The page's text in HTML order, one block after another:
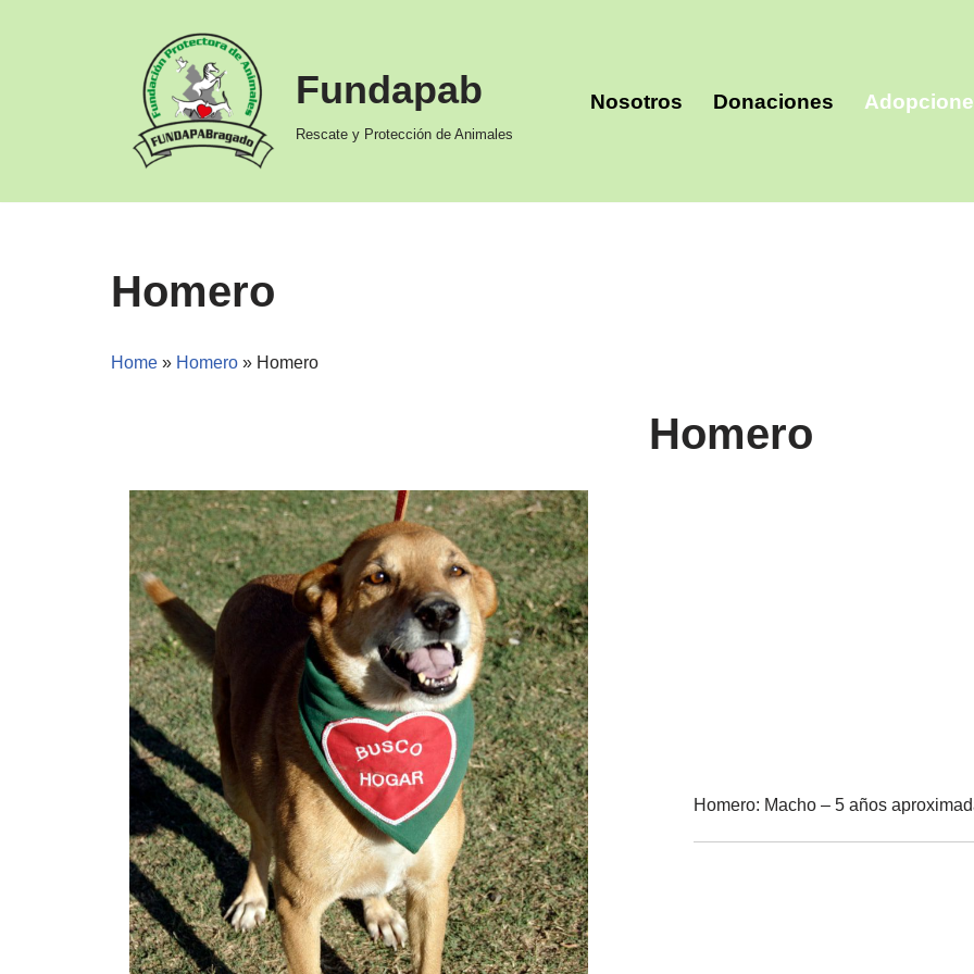
Fundapab
Rescate y Protección de Animales
Nosotros Donaciones
Homero
Home » Homero » Homero
Homero
Homero: Macho – 5 años